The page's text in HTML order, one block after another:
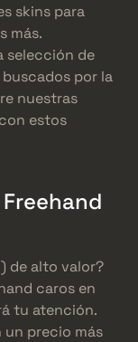
skins para
más.
selección de
por la
nuestras
estos
de alto valor?
caros en
tu atención.
un precio más